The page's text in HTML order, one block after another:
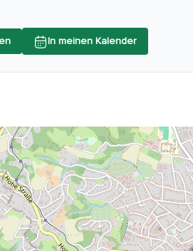
In meinen Kalender